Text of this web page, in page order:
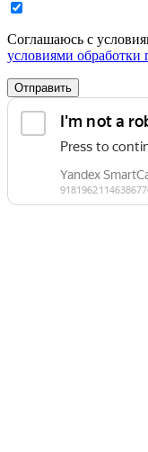
Соглашаюсь с
условиями
Отправить